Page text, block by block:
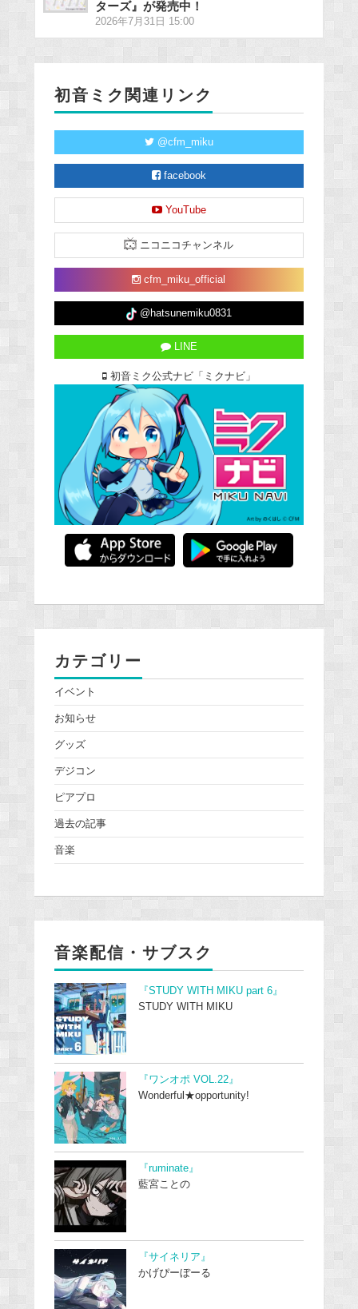
ターズ』が発売中！
2026年7月31日 15:00
初音ミク関連リンク
@cfm_miku
facebook
YouTube
ニコニコチャンネル
cfm_miku_official
@hatsunemiku0831
LINE
初音ミク公式ナビ「ミクナビ」
カテゴリー
イベント
お知らせ
グッズ
デジコン
ピアプロ
過去の記事
音楽
音楽配信・サブスク
『STUDY WITH MIKU part 6』
STUDY WITH MIKU
『ワンオポ VOL.22』
Wonderful★opportunity!
『ruminate』
藍宮ことの
『サイネリア』
かげぴーぼーる